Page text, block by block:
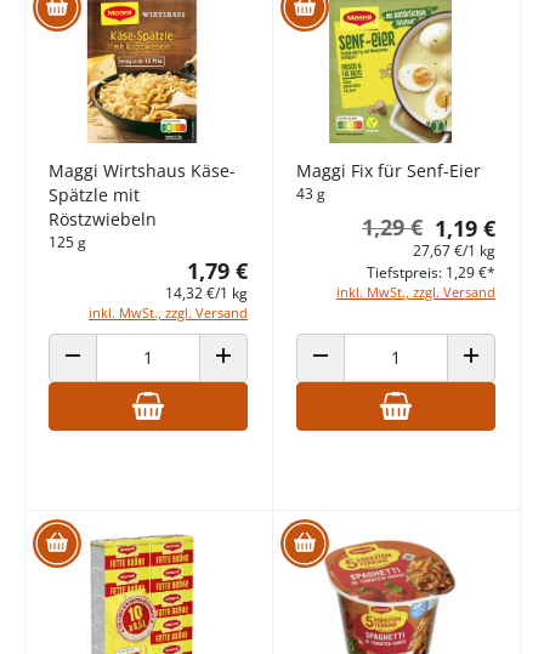
Maggi Wirtshaus Käse-
Spätzle mit
Röstzwiebeln
125 g
1,79 €
14,32 €/1 kg
inkl. MwSt., zzgl. Versand
ANZAHL VERRINGERN ANZAHL ERHÖHEN
Maggi Fix für Senf-Eier
43 g
1,19 €
1,29 €
27,67 €/1 kg
inkl. MwSt., zzgl. Versand
Tiefstpreis: 1,29 €*
ANZAHL VERRINGERN ANZAHL